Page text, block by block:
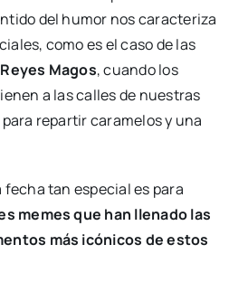
del humor nos caracteriza
como es el caso de las
Magos, cuando los
a las calles de nuestras
repartir caramelos y una
tan especial es para
memes que han llenado las
más icónicos de estos